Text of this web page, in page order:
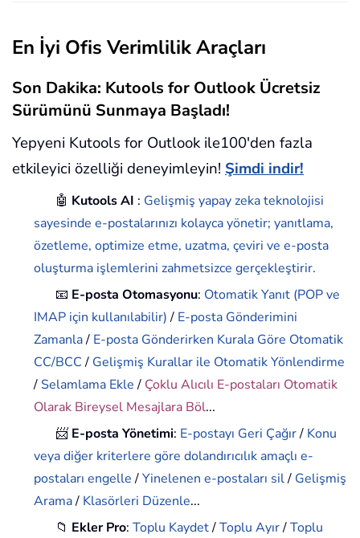
En İyi Ofis Verimlilik Araçları
Son Dakika: Kutools for Outlook Ücretsiz
Sürümünü Sunmaya Başladı!
Yepyeni Kutools for Outlook ile100'den fazla
etkileyici özelliği deneyimleyin! Şimdi indir!
🤖 Kutools AI : Gelişmiş yapay zeka teknolojisi
sayesinde e-postalarınızı kolayca yönetir; yanıtlama,
özetleme, optimize etme, uzatma, çeviri ve e-posta
oluşturma işlemlerini zahmetsizce gerçekleştirir.
📧 E-posta Otomasyonu: Otomatik Yanıt (POP ve
IMAP için kullanılabilir)/ E-posta Gönderimini
Zamanla/ E-posta Gönderirken Kurala Göre Otomatik
CC/BCC/ Gelişmiş Kurallar ile Otomatik Yönlendirme
/ Selamlama Ekle/ Çoklu Alıcılı E-postaları Otomatik
Olarak Bireysel Mesajlara Böl...
📨 E-posta Yönetimi: E-postayı Geri Çağır/ Konu
veya diğer kriterlere göre dolandırıcılık amaçlı e-
postaları engelle/Yinelenen e-postaları sil/ Gelişmiş
Arama/ Klasörleri Düzenle...
📁 Ekler Pro:Toplu Kaydet/Toplu Ayır/Toplu